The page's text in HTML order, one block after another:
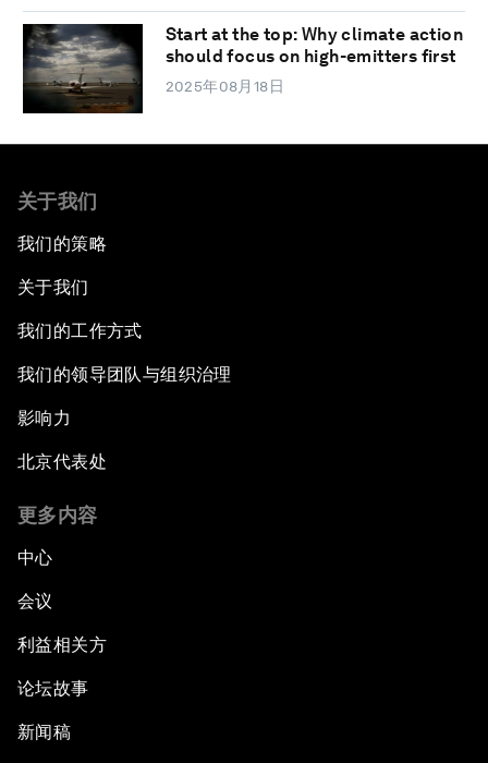
Start at the top: Why climate action
should focus on high-emitters first
2025年08月18日
关于我们
我们的策略
关于我们
我们的工作方式
我们的领导团队与组织治理
影响力
北京代表处
更多内容
中心
会议
利益相关方
论坛故事
新闻稿